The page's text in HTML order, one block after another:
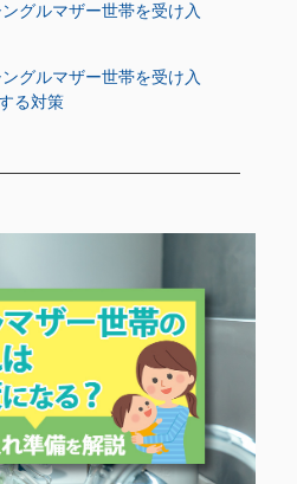
グルマザー世帯を受け入
グルマザー世帯を受け入
る対策